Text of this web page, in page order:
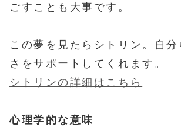
ごすことも大事です。
この夢を見たらシトリン。自分
さをサポートしてくれます。
シトリンの詳細はこちら
心理学的な意味